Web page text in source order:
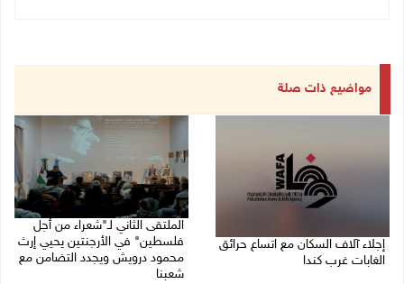
مواضيع ذات صلة
إجلاء آلاف السكان مع اتساع حرائق
الغابات غرب كندا
الملتقى الثاني لـ"شعراء من أجل
فلسطين" في الأرجنتين يحيي إرث
محمود درويش ويجدد التضامن مع
شعبنا